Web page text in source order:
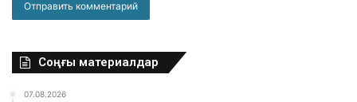
Соңғы материалдар
07.08.2026